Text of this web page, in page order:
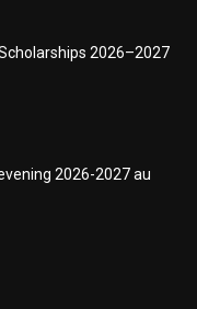
2026–2027
2026-2027 au